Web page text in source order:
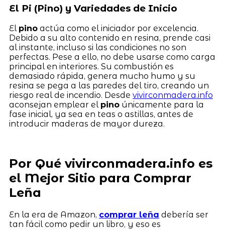
El Pi (Pino) y Variedades de Inicio
El pinoactúa como el iniciador por excelencia.
Debido a su alto contenido en resina, prende casi
al instante, incluso si las condiciones no son
perfectas. Pese a ello, no debe usarse como carga
principal en interiores. Su combustión es
demasiado rápida, genera mucho humo y su
resina se pega a las paredes del tiro, creando un
riesgo real de incendio. Desde vivirconmadera.info
aconsejan emplear el pinoúnicamente para la
fase inicial, ya sea en teas o astillas, antes de
introducir maderas de mayor dureza.
Por Qué vivirconmadera.info es
el Mejor Sitio para Comprar
Leña
En la era de Amazon, comprar leña debería ser
tan fácil como pedir un libro, y eso es